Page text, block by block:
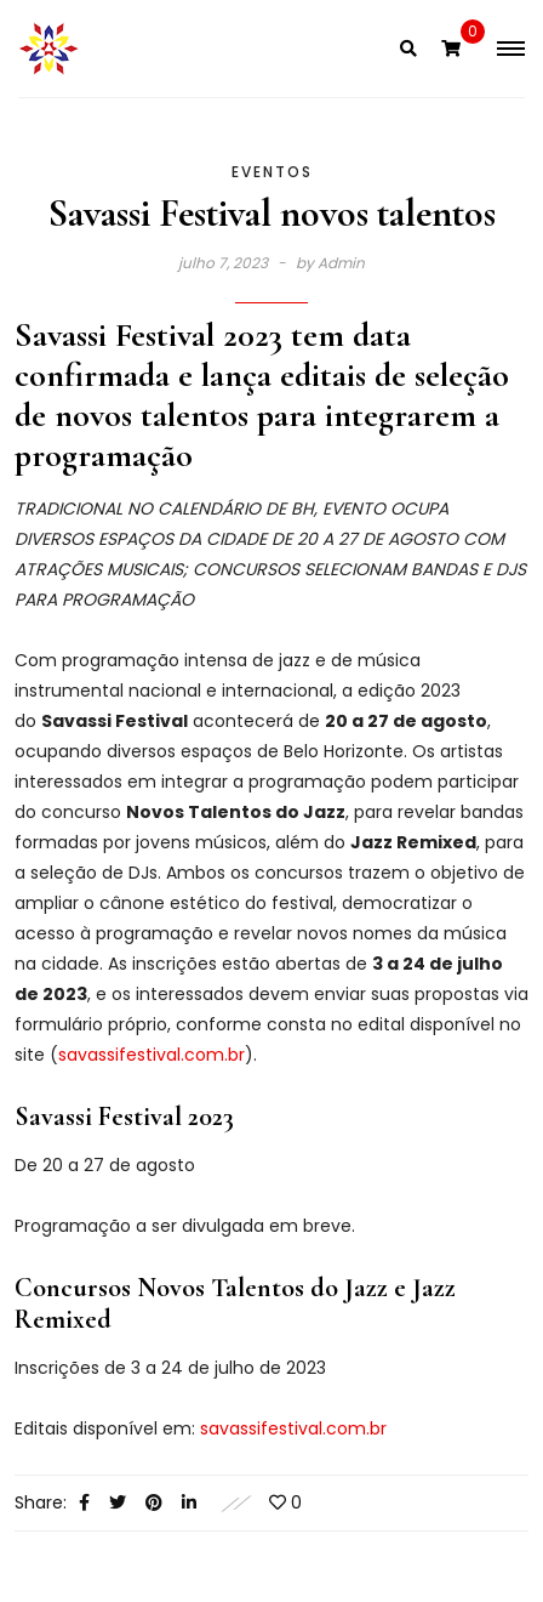
content
0
EVENTOS
Savassi Festival novos talentos
julho 7, 2023 byAdmin
Savassi Festival 2023 tem data
confirmada e lança editais de seleção
de novos talentos para integrarem a
programação
TRADICIONAL NO CALENDÁRIO DE BH, EVENTO OCUPA
DIVERSOS ESPAÇOS DA CIDADE DE 20 A 27 DE AGOSTO COM
ATRAÇÕES MUSICAIS; CONCURSOS SELECIONAM BANDAS E DJS
PARA PROGRAMAÇÃO
Com programação intensa de jazz e de música
instrumental nacional e internacional, a edição 2023
do Savassi Festival acontecerá de 20 a 27 de agosto,
ocupando diversos espaços de Belo Horizonte. Os artistas
interessados em integrar a programação podem participar
do concurso Novos Talentos do Jazz, para revelar bandas
formadas por jovens músicos, além do Jazz Remixed, para
a seleção de DJs. Ambos os concursos trazem o objetivo de
ampliar o cânone estético do festival, democratizar o
acesso à programação e revelar novos nomes da música
na cidade. As inscrições estão abertas de 3 a 24 de julho
de 2023, e os interessados devem enviar suas propostas via
formulário próprio, conforme consta no edital disponível no
site (savassifestival.com.br).
Savassi Festival 2023
De 20 a 27 de agosto
Programação a ser divulgada em breve.
Concursos Novos Talentos do Jazz e Jazz
Remixed
Inscrições de 3 a 24 de julho de 2023
Editais disponível em: savassifestival.com.br
Share: 0